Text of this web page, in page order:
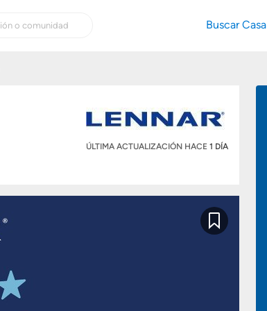
Buscar Casa
ÚLTIMA ACTUALIZACIÓN HACE 1 DÍA
Guardar